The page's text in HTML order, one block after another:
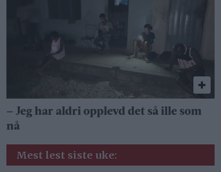
– Jeg har aldri opplevd det så ille som
nå
Mest lest siste uke: